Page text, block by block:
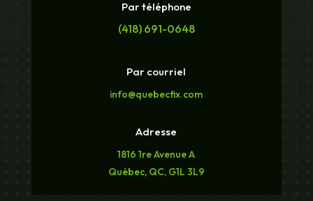
Par téléphone
(418) 691-0648
Par courriel
info@quebecfix.com
Adresse
1816 1re Avenue A
Québec, QC, G1L 3L9